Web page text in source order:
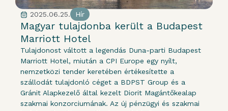
2025.06.25. Hír
Magyar tulajdonba került a Budapest
Marriott Hotel
Tulajdonost váltott a legendás Duna-parti Budapest
Marriott Hotel, miután a CPI Europe egy nyílt,
nemzetközi tender keretében értékesítette a
szállodát tulajdonló céget a BDPST Group és a
Gránit Alapkezelő által kezelt Diorit Magántőkealap
szakmai konzorciumának. Az új pénzügyi és szakmai